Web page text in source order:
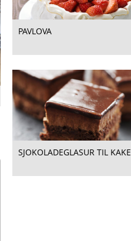
PAVLOVA
SJOKOLADEGLASUR TIL KAKE